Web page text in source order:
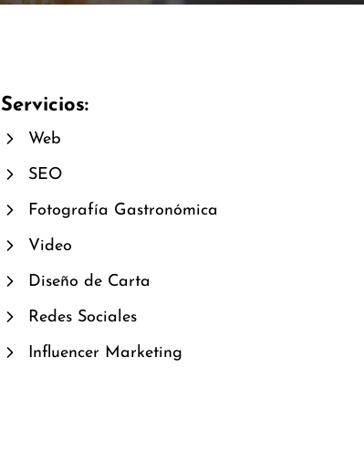
Servicios:
Web
SEO
Fotografía Gastronómica
Video
Diseño de Carta
Redes Sociales
Influencer Marketing